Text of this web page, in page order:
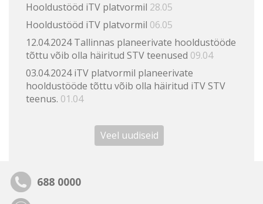
Hooldustööd iTV platvormil 28.05
Hooldustööd iTV platvormil 06.05
12.04.2024 Tallinnas planeerivate hooldustööde
tõttu võib olla häiritud STV teenused 09.04
03.04.2024 iTV platvormil planeerivate
hooldustööde tõttu võib olla häiritud iTV STV
teenus. 01.04
Veel uudiseid
688 0000